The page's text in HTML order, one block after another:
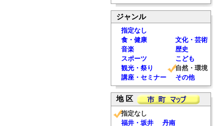
ジャンル
指定なし
食・健康
文化・芸術
音楽
歴史
スポーツ
こども
観光・祭り
自然・環境
講座・セミナー
その他
地 区
指定なし
福井・坂井
丹南